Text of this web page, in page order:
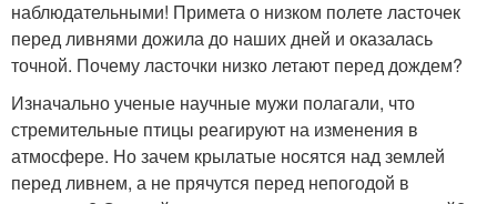
наблюдательными! Примета о низком полете ласточек
перед ливнями дожила до наших дней и оказалась
точной. Почему ласточки низко летают перед дождем?
Изначально ученые научные мужи полагали, что
стремительные птицы реагируют на изменения в
атмосфере. Но зачем крылатые носятся над землей
перед ливнем, а не прячутся перед непогодой в